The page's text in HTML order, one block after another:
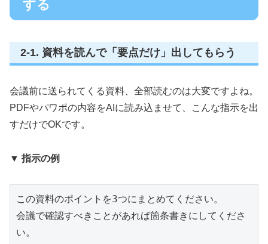
する
2-1. 資料を読んで「要点だけ」出してもらう
会議前に送られてくる資料、全部読むのは大変ですよね。
PDFやパワポの内容をAIに読み込ませて、こんな指示を出
すだけでOKです。
▼ 指示の例
この資料のポイントを3つにまとめてください。
会議で確認すべきことがあれば箇条書きにしてくださ
い。